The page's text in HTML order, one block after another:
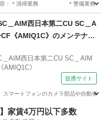
員 仕事内容：＊清掃業務
清掃 業務
AIM西日本第二CU SC＿A
《AMIQ1C》のメンテナン
接OK】
AIM西日本第二CU SC＿AIM
》
提携サイト
マートフォンのカメラ部品や自動車
家賃4万円以下多数